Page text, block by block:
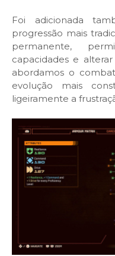
Foi
adicionada
progressão mais
permanente,
capacidades e
abordamos o
evolução mais
ligeiramente a